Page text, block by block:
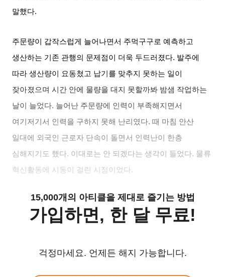
말했다.
주문량이 갑작스럽게 늘어나면서 주먹구구로 예측하고
생산하는 기존 관행의 문제점이 더욱 두드러졌다. 발주에
따라 생산량이 요동쳤고 납기를 맞추지 못하는 일이
잦아졌으며 시간 안에 물량을 대지 못할까봐 밤샘 작업하는
날이 늘었다. 늘어난 주문량에 인력이 부족해지면서
여기저기서 인력을 구하지 못해 난리였다.때 마침 안산
일대에 외국인 근로자 단속이 돌면서 인력난이 한층
심해지기도 했다. 이대로는 안 되겠다는 생각이 들었다. 물류
혁신활동에 시동이 걸린 시점이었다.
15,000개의 아티클을 제대로 즐기는 방법
가입하면, 한 달 무료!
걱정마세요. 언제든 해지 가능합니다.